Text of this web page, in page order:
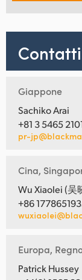
Giappone
Sachiko Arai
+81 3 5465
pr-
Cina,
Wu Xiaolei (吴
+86
Europa,
Patrick Hussey